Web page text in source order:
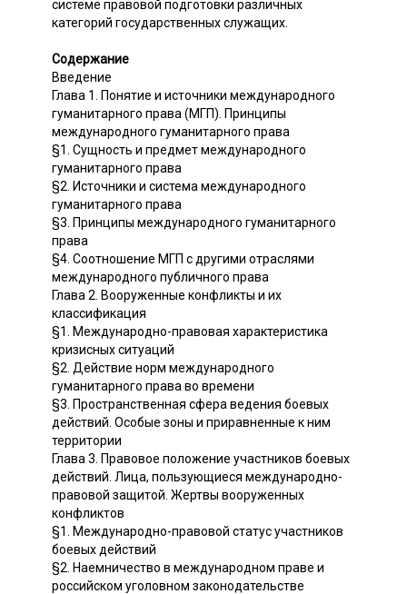
системе правовой подготовки различных
категорий государственных служащих.
Содержание
Введение
Глава 1. Понятие и источники международного
гуманитарного права (МГП). Принципы
международного гуманитарного права
§1. Сущность и предмет международного
гуманитарного права
§2. Источники и система международного
гуманитарного права
§3. Принципы международного гуманитарного
права
§4. Соотношение МГП с другими отраслями
международного публичного права
Глава 2. Вооруженные конфликты и их
классификация
§1. Международно-правовая характеристика
кризисных ситуаций
§2. Действие норм международного
гуманитарного права во времени
§3. Пространственная сфера ведения боевых
действий. Особые зоны и приравненные к ним
территории
Глава 3. Правовое положение участников боевых
действий. Лица, пользующиеся международно-
правовой защитой. Жертвы вооруженных
конфликтов
§1. Международно-правовой статус участников
боевых действий
§2. Наемничество в международном праве и
российском уголовном законодательстве